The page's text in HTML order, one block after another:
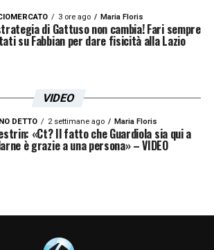
3 ore ago Maria Floris
di Gattuso non cambia! Fari sempre
su Fabbian per dare fisicità alla Lazio
VIDEO
DETTO 2 settimane ago Maria Floris
«Ct? Il fatto che Guardiola sia qui a
è grazie a una persona» – VIDEO